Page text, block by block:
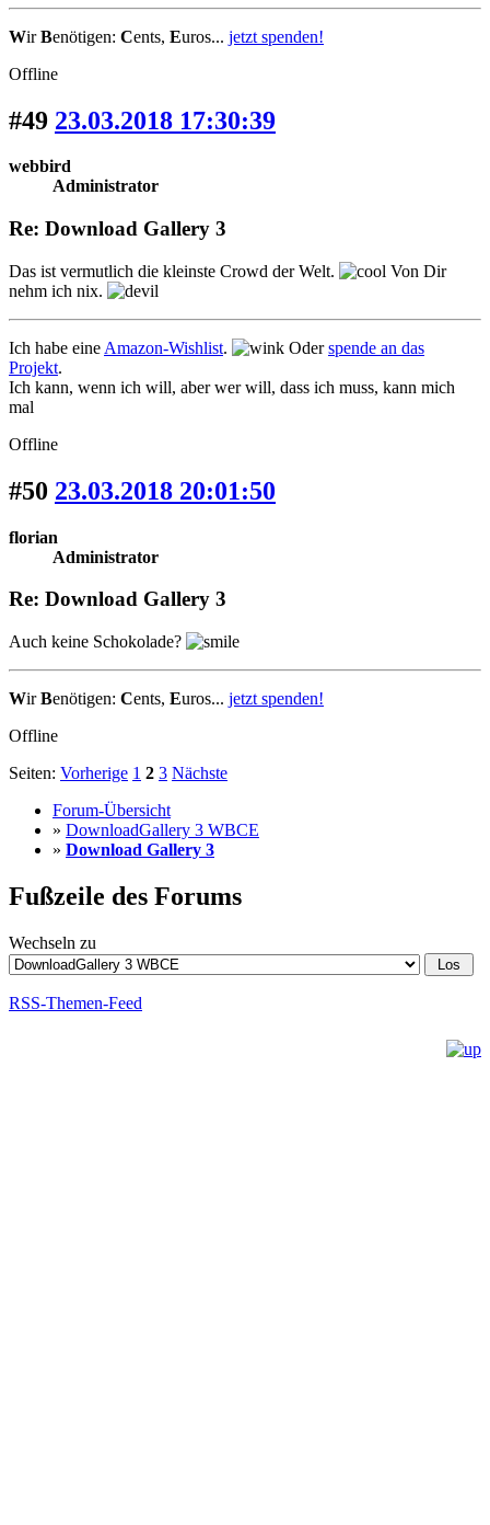
WirBenötigen: Cents, Euros... jetzt spenden!
Offline
#49 23.03.2018 17:30:39
webbird
Administrator
Re: Download Gallery 3
Das ist vermutlich die kleinste Crowd der Welt.
Von Dir
nehm ich nix.
Ich habe eine Amazon-Wishlist. Oderspende an das
Projekt.
Ich kann, wenn ich will, aber wer will, dass ich muss, kann mich
mal
Offline
#50 23.03.2018 20:01:50
florian
Administrator
Re: Download Gallery 3
Auch keine Schokolade?
WirBenötigen: Cents, Euros... jetzt spenden!
Offline
Seiten: Vorherige 1 2 3 Nächste
Forum-Übersicht
» DownloadGallery 3 WBCE
» Download Gallery 3
Fußzeile des Forums
Wechseln zu
RSS-Themen-Feed